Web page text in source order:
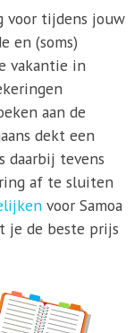
voor tijdens jouw
en (soms)
vakantie in
aan de
dekt een
daarbij tevens
af te sluiten
voor Samoa
je de beste prijs